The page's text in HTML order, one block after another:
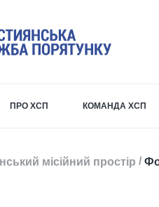
ПРО ХСП КОМАНДА ХСП
місійний простір /